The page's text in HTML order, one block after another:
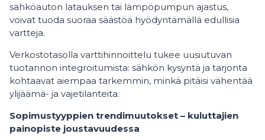
sähköauton latauksen tai lämpöpumpun ajastus,
voivat tuoda suoraa säästöä hyödyntämällä edullisia
vartteja.
Verkostotasolla varttihinnoittelu tukee uusiutuvan
tuotannon integroitumista: sähkön kysyntä ja tarjonta
kohtaavat aiempaa tarkemmin, minkä pitäisi vähentää
ylijäämä- ja vajetilanteita.
Sopimustyyppien trendimuutokset – kuluttajien
painopiste joustavuudessa